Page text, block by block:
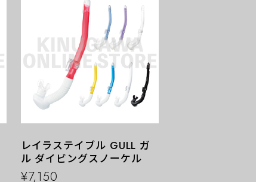
レイラステイブル GULL ガ
ル ダイビングスノーケル
¥7,150